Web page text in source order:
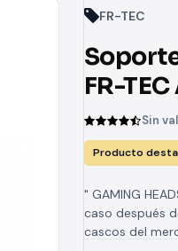
FR-TEC
FR-
Sin
Producto
" GAMING
caso después
cascos del